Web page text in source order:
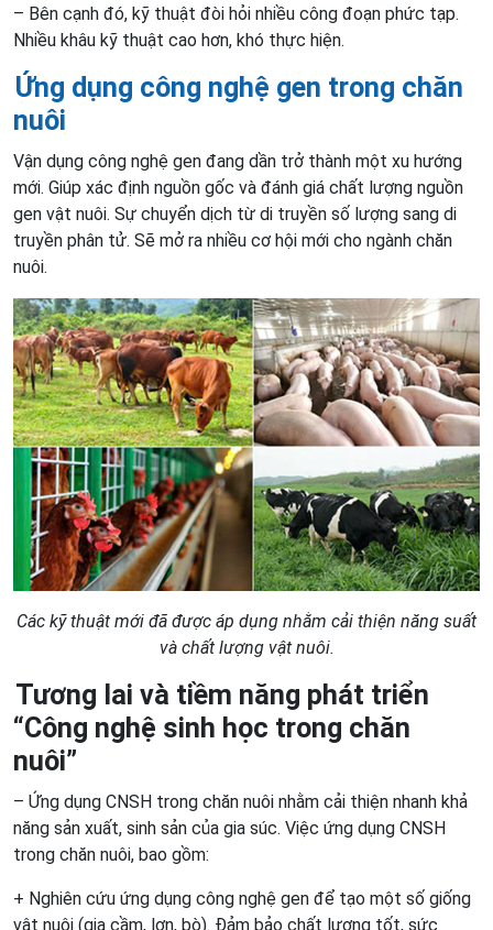
– Bên cạnh đó, kỹ thuật đòi hỏi nhiều công đoạn phức tạp.
Nhiều khâu kỹ thuật cao hơn, khó thực hiện.
Ứng dụng công nghệ gen trong chăn
nuôi
Vận dụng công nghệ gen đang dần trở thành một xu hướng
mới. Giúp xác định nguồn gốc và đánh giá chất lượng nguồn
gen vật nuôi. Sự chuyển dịch từ di truyền số lượng sang di
truyền phân tử. Sẽ mở ra nhiều cơ hội mới cho ngành chăn
nuôi.
Các kỹ thuật mới đã được áp dụng nhằm cải thiện năng suất
và chất lượng vật nuôi.
Tương lai và tiềm năng phát triển
“Công nghệ sinh học trong chăn
nuôi”
– Ứng dụng CNSH trong chăn nuôi nhằm cải thiện nhanh khả
năng sản xuất, sinh sản của gia súc. Việc ứng dụng CNSH
trong chăn nuôi, bao gồm:
+ Nghiên cứu ứng dụng công nghệ gen để tạo một số giống
vật nuôi (gia cầm, lợn, bò). Đảm bảo chất lượng tốt, sức